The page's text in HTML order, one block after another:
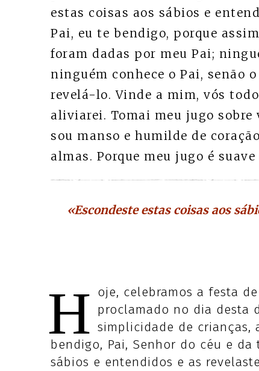
estas coisas aos sábios e
Pai, eu te bendigo, porque
foram dadas por meu Pai;
ninguém conhece o Pai, senão
revelá-lo. Vinde a mim, vós
aliviarei. Tomai meu jugo
sou manso e humilde de
almas. Porque meu jugo é
«Escondeste estas coisas aos
H oje, celebramos a festa
proclamado no dia desta
simplicidade de crianças,
bendigo, Pai, Senhor do céu e
sábios e entendidos e as